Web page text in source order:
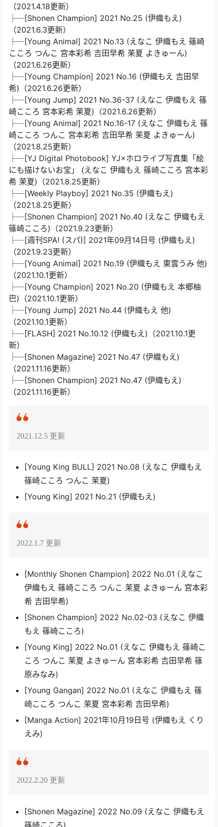
（2021.4.18更新）
├─[Shonen Champion] 2021 No.25 (伊織もえ)
（2021.6.3更新）
├─[Young Animal] 2021 No.13 (え​なこ 伊織もえ 篠崎
こころ つんこ 宮本彩希 吉田早希 茉夏 よきゅーん)
（2021.6.26更新）
├─[Young Champion] 2021 No.16 (伊織もえ 吉田早
希)（2021.6.26更新）
├─[Young Jump] 2021 No.36-37 (えなこ 伊織もえ 篠
崎こころ 宮本彩希 茉夏)（2021.6.26更新）
├─[Young Animal] 2021 No.16-17 (えなこ 伊織もえ 篠
崎こころ つんこ 宮本彩希 吉田早希 茉夏 よきゅーん)
（2021.8.25更新）
├─[YJ Digital Photobook] YJ×ホロライブ写真集「絵
にも描けないお宝」 (えなこ 伊織もえ 篠崎こころ 宮本彩
希 茉夏)（2021.8.25更新）
├─[Weekly Playboy] 2021 No.35 (伊織もえ)
（2021.8.25更新）
├─[Shonen Champion] 2021 No.40 (えなこ 伊織もえ
篠崎こころ)（2021.9.23更新）
├─[週刊SPA! (スパ)] 2021年09月14日号 (伊織もえ)
（2021.9.23更新）
├─[Young Animal] 2021 No.19 (伊織もえ 東雲うみ 他)
（2021.10.1更新）
├─[Young Champion] 2021 No.20 (伊織もえ 本郷柚
巴)（2021.10.1更新）
├─[Young Jump] 2021 No.44 (伊織もえ 他)
（2021.10.1更新）
├─[FLASH] 2021 No.10.12 (伊織もえ)（2021.10.1更
新）
├─[Shonen Magazine] 2021 No.47 (伊織もえ)
（2021.11.16更新）
├─[Shonen Champion] 2021 No.47 (伊織もえ)
（2021.11.16更新）
2021.12.5 更新
[Young King BULL] 2021 No.08 (えなこ 伊織もえ
篠崎こころ つんこ 茉夏)
[Young King] 2021 No.21 (伊織もえ)
2022.1.7 更新
[Monthly Shonen Champion] 2022 No.01 (えなこ
伊織もえ 篠崎こころ つんこ 茉夏 よきゅーん 宮本彩
希 吉田早希)
[Shonen Champion] 2022 No.02-03 (えなこ 伊織
もえ 篠崎こころ)
[Young King] 2022 No.01 (えなこ 伊織もえ 篠崎こ
ころ つんこ 茉夏 よきゅーん 宮本彩希 吉田早希 篠
原みなみ)
[Young Gangan] 2022 No.01 (えなこ 伊織もえ 篠
崎こころ つんこ 茉夏 宮本彩希 吉田早希)
[Manga Action] 2021年10月19日号 (伊織もえ くり
えみ)
2022.2.20 更新
[Shonen Magazine] 2022 No.09 (えなこ 伊織もえ
篠崎こころ)